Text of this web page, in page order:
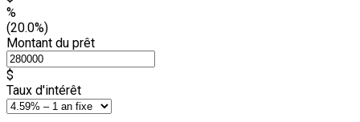
%
(20.0%)
Montant du prêt
$
Taux d'intérêt